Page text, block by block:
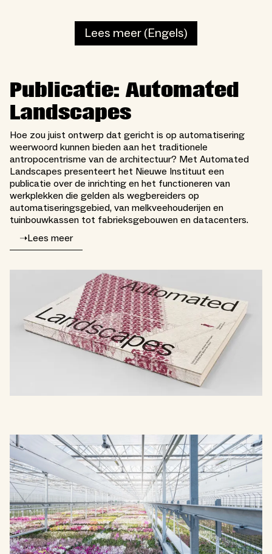
Lees meer (Engels)
Publicatie: Automated
Landscapes
Hoe zou juist ontwerp dat gericht is op automatisering
weerwoord kunnen bieden aan het traditionele
antropocentrisme van de architectuur? Met Automated
Landscapes presenteert het Nieuwe Instituut een
publicatie over de inrichting en het functioneren van
werkplekken die gelden als wegbereiders op
automatiseringsgebied, van melkveehouderijen en
tuinbouwkassen tot fabrieksgebouwen en datacenters.
➝Lees meer